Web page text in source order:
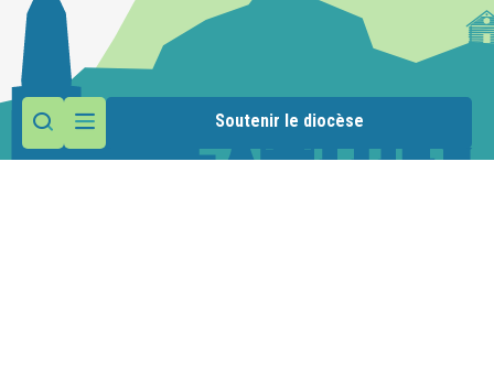
Soutenir le diocèse